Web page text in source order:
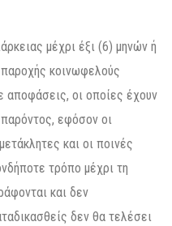
μέχρι έξι (6) μηνών ή
κοινωφελούς
αποφάσεις, οι οποίες έχουν
εφόσον οι
και οι ποινές
τρόπο μέχρι τη
και δεν
δεν θα τελέσει